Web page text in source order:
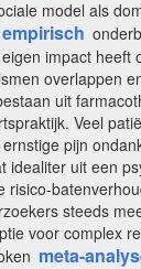
model als
empirisch
impact
overlappen
uit
Veel
pijn
uit een
risico-
steeds
voor complex
meta-